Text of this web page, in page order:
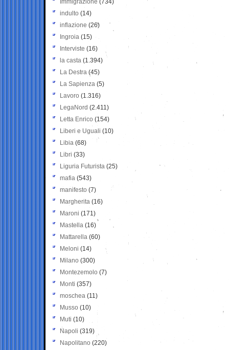
Immigrazione (734)
indulto (14)
inflazione (26)
Ingroia (15)
Interviste (16)
la casta (1.394)
La Destra (45)
La Sapienza (5)
Lavoro (1.316)
LegaNord (2.411)
Letta Enrico (154)
Liberi e Uguali (10)
Libia (68)
Libri (33)
Liguria Futurista (25)
mafia (543)
manifesto (7)
Margherita (16)
Maroni (171)
Mastella (16)
Mattarella (60)
Meloni (14)
Milano (300)
Montezemolo (7)
Monti (357)
moschea (11)
Musso (10)
Muti (10)
Napoli (319)
Napolitano (220)